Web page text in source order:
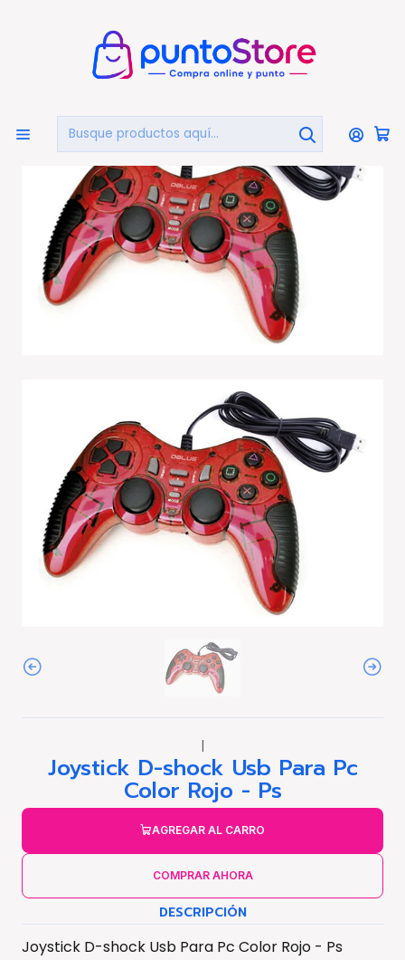
Inicio PUNTO GAMER Joystick
Joystick D-shock Usb Para Pc Color Rojo - Ps
|
Joystick D-shock Usb Para Pc
Color Rojo - Ps
AGREGAR AL CARRO
COMPRAR AHORA
DESCRIPCIÓN
Joystick D-shock Usb Para Pc Color Rojo - Ps